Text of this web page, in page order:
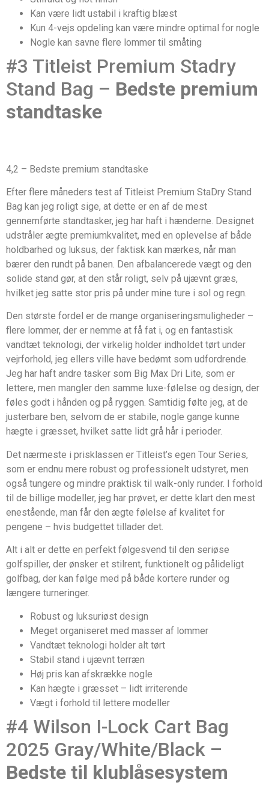
Kan være lidt ustabil i kraftig blæst
Kun 4-vejs opdeling kan være mindre optimal for nogle
Nogle kan savne flere lommer til småting
#3 Titleist Premium Stadry
Stand Bag – Bedste premium
standtaske
4,2 – Bedste premium standtaske
Efter flere måneders test af Titleist Premium StaDry Stand
Bag kan jeg roligt sige, at dette er en af de mest
gennemførte standtasker, jeg har haft i hænderne. Designet
udstråler ægte premiumkvalitet, med en oplevelse af både
holdbarhed og luksus, der faktisk kan mærkes, når man
bærer den rundt på banen. Den afbalancerede vægt og den
solide stand gør, at den står roligt, selv på ujævnt græs,
hvilket jeg satte stor pris på under mine ture i sol og regn.
Den største fordel er de mange organiseringsmuligheder –
flere lommer, der er nemme at få fat i, og en fantastisk
vandtæt teknologi, der virkelig holder indholdet tørt under
vejrforhold, jeg ellers ville have bedømt som udfordrende.
Jeg har haft andre tasker som Big Max Dri Lite, som er
lettere, men mangler den samme luxe-følelse og design, der
føles godt i hånden og på ryggen. Samtidig følte jeg, at de
justerbare ben, selvom de er stabile, nogle gange kunne
hægte i græsset, hvilket satte lidt grå hår i perioder.
Det nærmeste i prisklassen er Titleist’s egen Tour Series,
som er endnu mere robust og professionelt udstyret, men
også tungere og mindre praktisk til walk-only runder. I forhold
til de billige modeller, jeg har prøvet, er dette klart den mest
enestående, man får den ægte følelse af kvalitet for
pengene – hvis budgettet tillader det.
Alt i alt er dette en perfekt følgesvend til den seriøse
golfspiller, der ønsker et stilrent, funktionelt og pålideligt
golfbag, der kan følge med på både kortere runder og
længere turneringer.
Robust og luksuriøst design
Meget organiseret med masser af lommer
Vandtæt teknologi holder alt tørt
Stabil stand i ujævnt terræn
Høj pris kan afskrække nogle
Kan hægte i græsset – lidt irriterende
Vægt i forhold til lettere modeller
#4 Wilson I-Lock Cart Bag
2025 Gray/White/Black –
Bedste til klublåsesystem